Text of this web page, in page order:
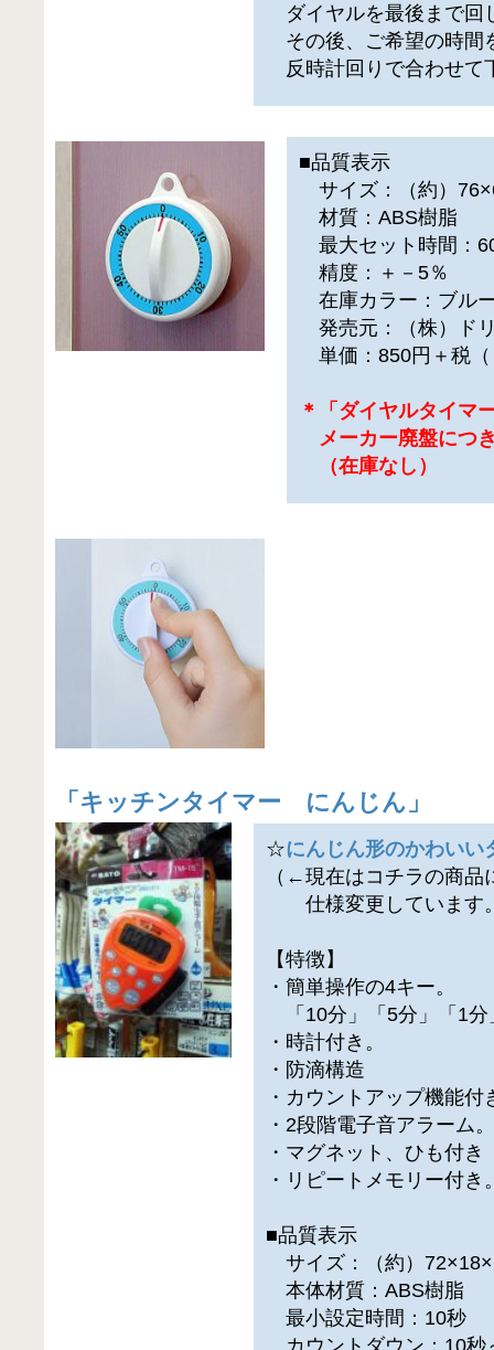
ダイヤルを最後まで回
その後、ご希望の時間
反時計回りで合わせて
■品質表示
サイズ：（約）
材質：ABS樹脂
最大セット時間：
精度：＋－5％
在庫カラー：ブル
発売元：（株）ド
単価：850円＋税（
＊「ダイヤルタイ
メーカー廃盤につ
（在庫なし）
「 キッチンタイマー にんじん 」
☆にんじん形のかわいい
（←現在はコチラの商品
仕様変更しています
【特徴】
・簡単操作の4キー。
「10分」「5分」「1分
・時計付き。
・防滴構造
・カウントアップ機能付
・2段階電子音アラーム
・マグネット、ひも付き
・リピートメモリー付き
■品質表示
サイズ：（約）
本体材質：ABS樹脂
最小設定時間：10秒
カウントダウン：10秒